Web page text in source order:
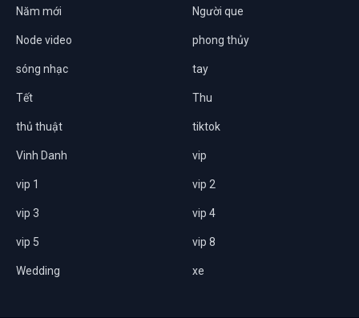
Năm mới Người que
Node video phong thủy
sóng nhạc tay
Tết Thu
thủ thuật tiktok
Vinh Danh vip
vip 1 vip 2
vip 3 vip 4
vip 5 vip 8
Wedding xe